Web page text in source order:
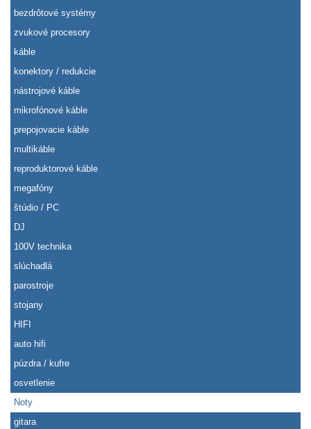
bezdrôtové systémy
zvukové procesory
káble
konektory / redukcie
nástrojové káble
mikrofónové káble
prepojovacie káble
multikáble
reproduktorové káble
megafóny
štúdio / PC
DJ
100V technika
slúchadlá
parostroje
stojany
HIFI
auto hifi
púzdra / kufre
osvetlenie
Noty
gitara